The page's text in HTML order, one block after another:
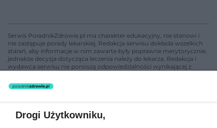
Serwis PoradnikZdrowie.pl ma charakter edukacyjny, nie stanowi i
nie zastępuje porady lekarskiej. Redakcja serwisu dokłada wszelkich
starań, aby informacje w nim zawarte były poprawne merytorycznie,
jednakże decyzja dotycząca leczenia należy do lekarza. Redakcja i
wydawca serwisu nie ponoszą odpowiedzialności wynikającej z
nie prowadzi działalności leczniczej polegającej na udzielaniu
świadczeń zdrowotnych w rozumieniu art. 3 ust 1 ustawy o
Drogi Użytkowniku,